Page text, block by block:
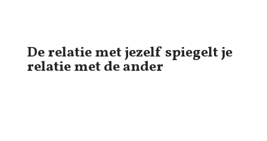
De relatie met jezelf spiegelt je
relatie met de ander